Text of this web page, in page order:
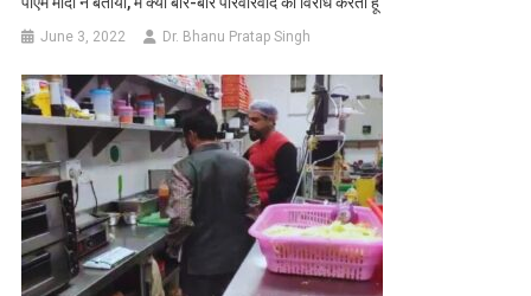
June 3, 2022 Dr. Bhanu Pratap Singh